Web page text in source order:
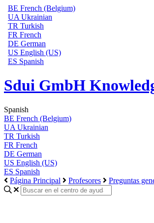
BE French (Belgium)
UA Ukrainian
TR Turkish
FR French
DE German
US English (US)
ES Spanish
Sdui GmbH
Spanish
BE French (Belgium)
UA Ukrainian
TR Turkish
FR French
DE German
US English (US)
ES Spanish
Página Principal
Profesores Preguntas